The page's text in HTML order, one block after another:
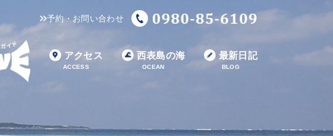
予約・お問い合わせ
アクセス
ACCESS
西表島の海
OCEAN
最新日記
BLOG